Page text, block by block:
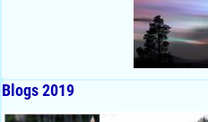
Blogs 2019